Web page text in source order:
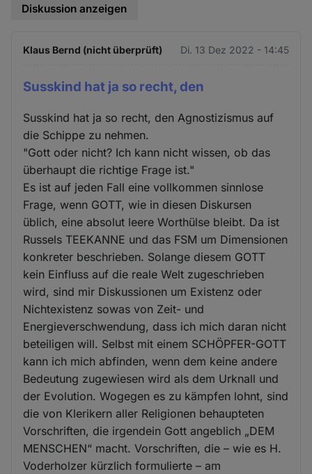
Diskussion anzeigen
Klaus Bernd (nicht überprüft) Di. 13 Dez 2022 - 14:45
Susskind hat ja so recht, den
Susskind hat ja so recht, den Agnostizismus auf
die Schippe zu nehmen.
"Gott oder nicht? Ich kann nicht wissen, ob das
überhaupt die richtige Frage ist."
Es ist auf jeden Fall eine vollkommen sinnlose
Frage, wenn GOTT, wie in diesen Diskursen
üblich, eine absolut leere Worthülse bleibt. Da ist
Russels TEEKANNE und das FSM um Dimensionen
konkreter beschrieben. Solange diesem GOTT
kein Einfluss auf die reale Welt zugeschrieben
wird, sind mir Diskussionen um Existenz oder
Nichtexistenz sowas von Zeit- und
Energieverschwendung, dass ich mich daran nicht
beteiligen will. Selbst mit einem SCHÖPFER-GOTT
kann ich mich abfinden, wenn dem keine andere
Bedeutung zugewiesen wird als dem Urknall und
der Evolution. Wogegen es zu kämpfen lohnt, sind
die von Klerikern aller Religionen behaupteten
Vorschriften, die irgendein Gott angeblich „DEM
MENSCHEN“ macht. Vorschriften, die – wie es H.
Voderholzer kürzlich formulierte – am